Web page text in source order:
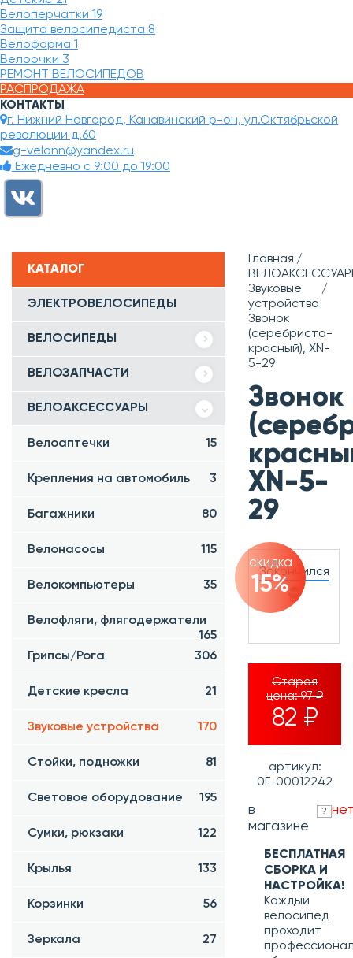
Велоперчатки 19
Защита велосипедиста 8
Велоформа 1
Велоочки 3
РЕМОНТ ВЕЛОСИПЕДОВ
РАСПРОДАЖА
КОНТАКТЫ
г. Нижний Новгород, Канавинский р-он, ул.Октябрьской
революции д.60
g-velonn@yandex.ru
Ежедневно с 9:00 до 19:00
КАТАЛОГ
ЭЛЕКТРОВЕЛОСИПЕДЫ
ВЕЛОСИПЕДЫ
ВЕЛОЗАПЧАСТИ
ВЕЛОАКСЕССУАРЫ
Велоаптечки 15
Крепления на автомобиль 3
Багажники 80
Велонасосы 115
Велокомпьютеры 35
Велофляги, флягодержатели
165
Грипсы/Рога
306
Детские кресла 21
Звуковые устройства 170
Стойки, подножки 81
Световое оборудование 195
Сумки, рюкзаки 122
Крылья 133
Корзинки 56
Зеркала 27
Главная
Звуковые
устройства
Звонок
(серебристо-
красный), XN-
5-29
Звонок
XN-5-
29
Закончился
скидка
15%
Старая
цена:97 ₽
82 ₽
артикул:
0Г-00012242
в
магазине
?
БЕСПЛАТНАЯ
СБОРКА И
НАСТРОЙКА!
Каждый
велосипед
проходит